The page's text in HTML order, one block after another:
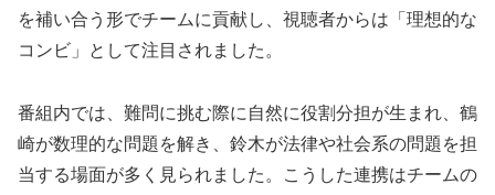
を補い合う形でチームに貢献し、視聴者からは「理想的な
コンビ」として注目されました。
番組内では、難問に挑む際に自然に役割分担が生まれ、鶴
崎が数理的な問題を解き、鈴木が法律や社会系の問題を担
当する場面が多く見られました。こうした連携はチームの